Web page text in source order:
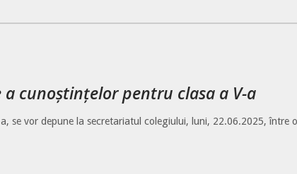
cunoștințelor pentru clasa a V-a
se vor depune la secretariatul colegiului, luni, 22.06.2025, între